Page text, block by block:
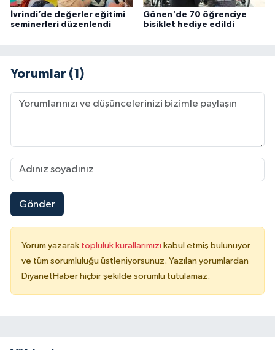
İvrindi’de değerler eğitimi
seminerleri düzenlendi
Gönen'de 70 öğrenciye
bisiklet hediye edildi
Yorumlar (1)
Gönder
Yorum yazarak topluluk kurallarımızı kabul etmiş bulunuyor
ve tüm sorumluluğu üstleniyorsunuz. Yazılan yorumlardan
DiyanetHaber hiçbir şekilde sorumlu tutulamaz.
Sivas Müftülüğü
Şırnak Müftülüğü
Tekirdağ Müftülüğü
Tunceli Müftülüğü
Uşak Müftülüğü
Van Müftülüğü